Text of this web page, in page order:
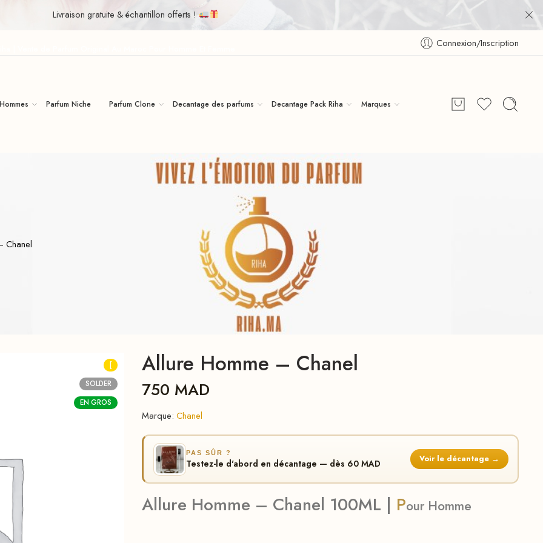
Livraison gratuite & échantillon offerts !
Connexion/Inscription
Parfum Niche Parfum Clone Decantage des parfums Decantage Pack Riha Marques
Chanel
[
SOLDER
EN GROS
Allure Homme – Chanel
750 MAD
Marque: Chanel
PAS SÛR ?
Testez-le d'abord en décantage — dès 60 MAD Voir le décantage →
Allure Homme – Chanel 100ML | Pour Homme